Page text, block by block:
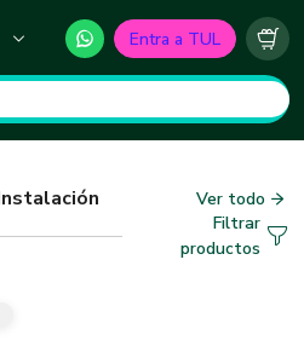
de ConstrucciónEntra a TUL
Ver todo
Filtrar
productos